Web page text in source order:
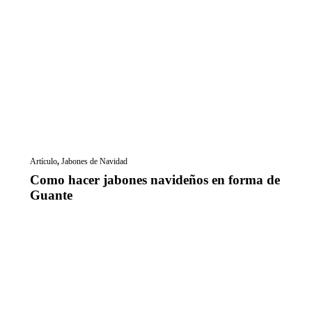
Artículo, Jabones de Navidad
Como hacer jabones navideños en forma de
Guante